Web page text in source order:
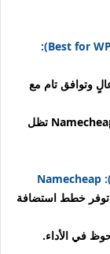
3. الأفضل لووردبريس وبلوجر (Best for WP & Content):
وتوافق تام مع
أما لمطلبي الدومين فقط لموقع "بلوجر"، فإن Namecheap تظل
إذا كانت ميزانيتك هي الأولوية، فإن Namecheap توفر خطط استضافة